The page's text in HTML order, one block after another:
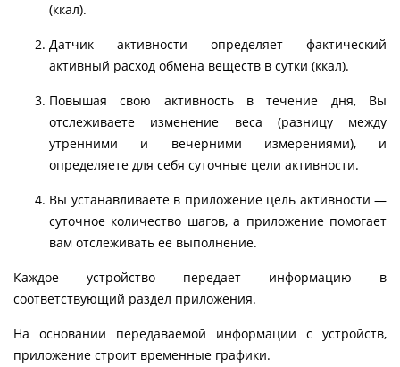
(ккал).
Датчик активности определяет фактический
активный расход обмена веществ в сутки (ккал).
Повышая свою активность в течение дня, Вы
отслеживаете изменение веса (разницу между
утренними и вечерними измерениями), и
определяете для себя суточные цели активности.
Вы устанавливаете в приложение цель активности —
суточное количество шагов, а приложение помогает
вам отслеживать ее выполнение.
Каждое устройство передает информацию в
соответствующий раздел приложения.
На основании передаваемой информации с устройств,
приложение строит временные графики.